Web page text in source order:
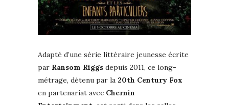
Adapté d’une série littéraire jeunesse écrite
par Ransom Riggs depuis 2011, ce long-
métrage, détenu par la 20th Century Fox
en partenariat avec Chernin